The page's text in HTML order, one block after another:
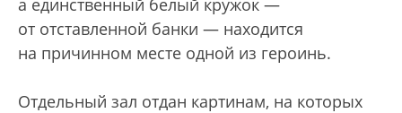
от отставленной банки — находится
на причинном месте одной из героинь.
Отдельный зал отдан картинам, на которых